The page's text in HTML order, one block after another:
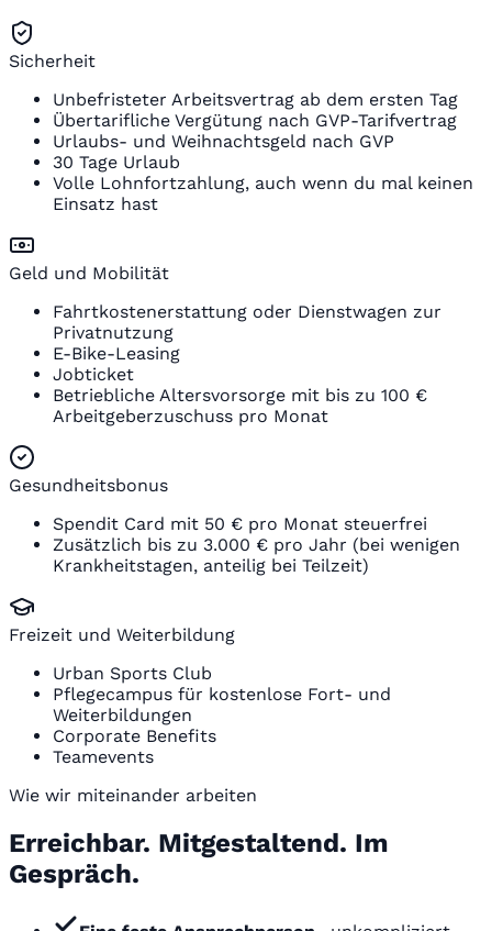
Sicherheit
Unbefristeter Arbeitsvertrag ab dem ersten Tag
Übertarifliche Vergütung nach GVP-Tarifvertrag
Urlaubs- und Weihnachtsgeld nach GVP
30 Tage Urlaub
Volle Lohnfortzahlung, auch wenn du mal keinen
Einsatz hast
Geld und Mobilität
Fahrtkostenerstattung oder Dienstwagen zur
Privatnutzung
E-Bike-Leasing
Jobticket
Betriebliche Altersvorsorge mit bis zu 100 €
Arbeitgeberzuschuss pro Monat
Gesundheitsbonus
Spendit Card mit 50 € pro Monat steuerfrei
Zusätzlich bis zu 3.000 € pro Jahr (bei wenigen
Krankheitstagen, anteilig bei Teilzeit)
Freizeit und Weiterbildung
Urban Sports Club
Pflegecampus für kostenlose Fort- und
Weiterbildungen
Corporate Benefits
Teamevents
Wie wir miteinander arbeiten
Erreichbar. Mitgestaltend. Im
Gespräch.